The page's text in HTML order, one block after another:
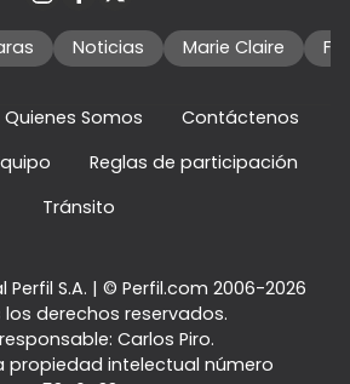
Noticias Marie Claire
Quienes Somos
Contáctenos
Reglas de participación
Tránsito
S.A. | © Perfil.com 2006-2026
derechos reservados.
Carlos Piro.
propiedad intelectual número